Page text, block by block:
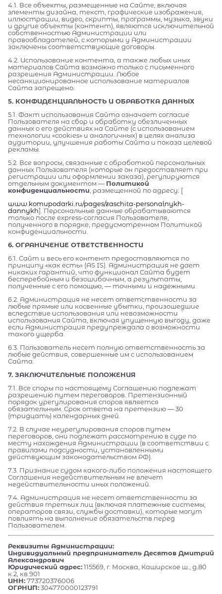
4.1. Все объекты, размещенные на Сайте, включая
элементы дизайна, текст, графические изображения,
иллюстрации, видео, скрипты, программы, музыка, звуки
и другие объекты (контент), являются исключительной
собственностью Администрации или
правообладателей, с которыми у Администрации
заключены соответствующие договоры.
4.2. Использование контента, а также любых иных
материалов Сайта возможно только с письменного
разрешения Администрации. Любое
несанкционированное использование материалов
Сайта запрещено.
5. КОНФИДЕНЦИАЛЬНОСТЬ И ОБРАБОТКА ДАННЫХ
5.1. Факт использования Сайта означает согласие
Пользователя на сбор и обработку обезличенных
данных о его действиях на Сайте (с использованием
технологии «cookies» и аналогичных) в целях анализа
аудитории, улучшения работы Сайта и показа целевой
рекламы.
5.2. Все вопросы, связанные с обработкой персональных
данных Пользователя (которые он предоставляет при
регистрации или оформлении заказа), регулируются
отдельным документом — Политикой
конфиденциальности , размещенной по адресу: [
www.komupodarki.ru/pages/zaschita-personalnykh-
dannykh]. Персональные данные обрабатываются
только после express-согласия Пользователя,
полученного в порядке, предусмотренном Политикой
конфиденциальности.
6. ОГРАНИЧЕНИЕ ОТВЕТСТВЕННОСТИ
6.1. Сайт и весь его контент предоставляются по
принципу «как есть» (AS IS). Администрация не дает
никаких гарантий, что функционал Сайта будет
бесперебойным и безошибочным, а результаты,
полученные с его помощью, — точными и надежными.
6.2. Администрация не несет ответственности за
любые прямые или косвенные убытки, произошедшие
вследствие использования или невозможности
использования Сайта, включая упущенную выгоду, даже
если Администрация предупреждала о возможности
такого ущерба.
6.3. Пользователь несет полную ответственность за
любые действия, совершенные им с использованием
Сайта.
7. ЗАКЛЮЧИТЕЛЬНЫЕ ПОЛОЖЕНИЯ
7.1. Все споры по настоящему Соглашению подлежат
разрешению путем переговоров. Претензионный
порядок урегулирования споров является
обязательным. Срок ответа на претензию — 30
(тридцать) календарных дней.
7.2. В случае неурегулирования споров путем
переговоров, они подлежат рассмотрению в суде по
месту нахождения Администрации (в соответствии с
правилами подсудности, установленными
действующим законодательством РФ).
7.3. Признание судом какого-либо положения настоящего
Соглашения недействительным не влечет
недействительности иных положений.
7.4. Администрация не несет ответственности за
действия третьих лиц (включая платежные системы,
операторов связи, службы доставки), которые могут
повлиять на выполнение обязательств перед
Пользователем.
Реквизиты Администрации:
Индивидуальный предприниматель Десятов Дмитрий
Александрович
Юридический адрес:115569, г. Москва, Каширское ш., д.80
к.2, кв.901
ИНН:773720376006
ОГРНИП:304770000123791